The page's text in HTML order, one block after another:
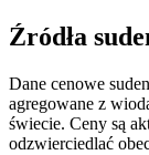
Kopiowanie
Źródła
Dane cenowe
agregowane z
świecie. Ceny są
odzwierciedlać